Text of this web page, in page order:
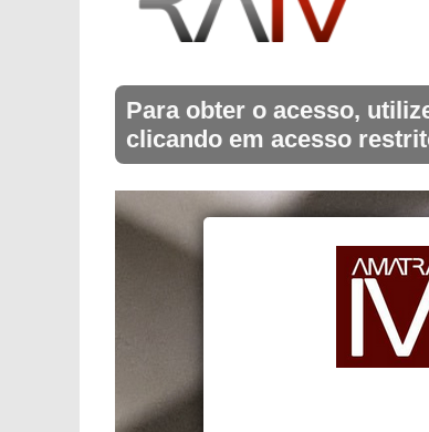
Para obter o acesso,
clicando em acesso